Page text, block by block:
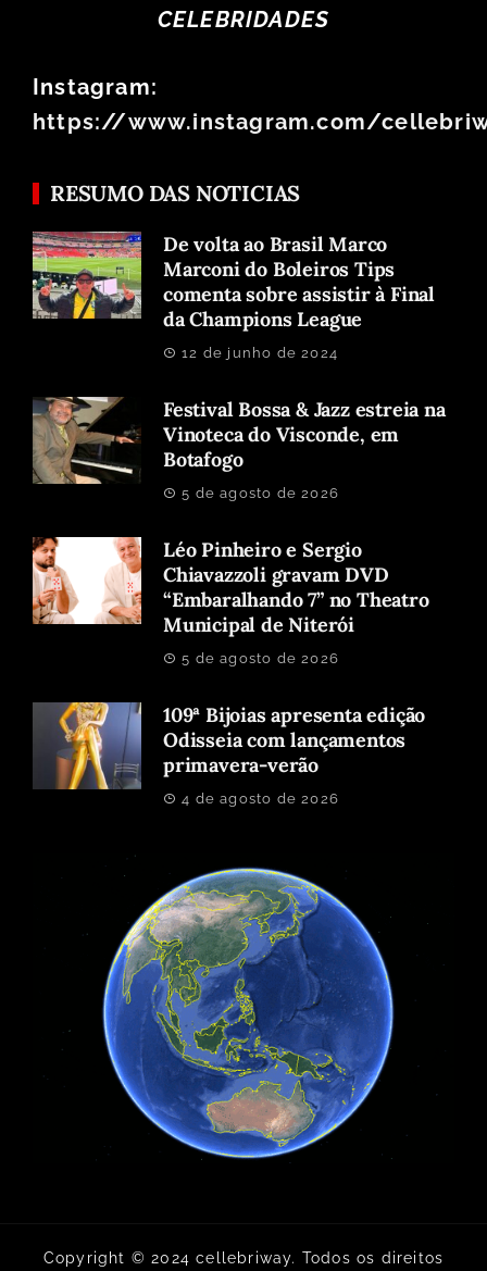
CELEBRIDADES
Instagram:
https://www.instagram.com/
RESUMO DAS NOTICIAS
De volta ao Brasil Marco
Marconi do Boleiros Tips
comenta sobre assistir à Final
da Champions League
12 de junho de 2024
Festival Bossa & Jazz estreia na
Vinoteca do Visconde, em
Botafogo
5 de agosto de 2026
Léo Pinheiro e Sergio
Chiavazzoli gravam DVD
“Embaralhando 7” no Theatro
Municipal de Niterói
5 de agosto de 2026
109ª Bijoias apresenta edição
Odisseia com lançamentos
primavera-verão
4 de agosto de 2026
Copyright © 2024 cellebriway. Todos os direitos